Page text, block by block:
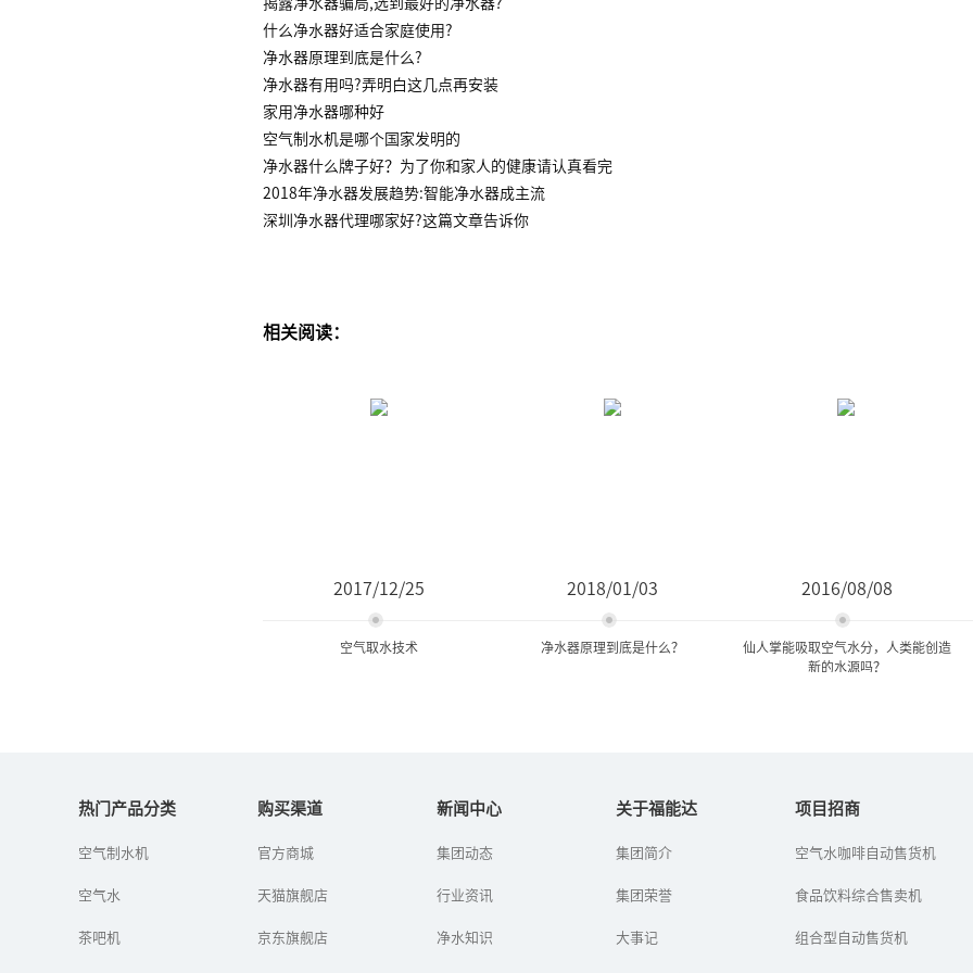
什么净水器好适合家庭使用?
净水器原理到底是什么?
净水器有用吗?弄明白这几点再安装
家用净水器哪种好
空气制水机是哪个国家发明的
净水器什么牌子好？为了你和家人的健康请认真看完
2018年净水器发展趋势:智能净水器成主流
深圳净水器代理哪家好?这篇文章告诉你
相关阅读：
2017/12/25
空气取水技术
乏国家，中国就是其中之
水难，都已经成为了普遍
题，福能...
2018/01/03
净水器原理到底是什么？
饮用水的质量开始被人们
入人们的家中。那么，净
2016/08/08
仙人掌能吸取空气水分，人类能创造
新的水源吗？
看到草帽飞跑，人们想到
鸟展翅高飞，人们发明了
然的各种生物现象，就能
热门产品分类
空气制水机
空气水
茶吧机
购买渠道
官方商城
天猫旗舰店
京东旗舰店
新闻中心
集团动态
行业资讯
净水知识
关于福能达
集团简介
集团荣誉
大事记
项目招商
空气水咖啡自动售货机
食品饮料综合售卖机
组合型自动售货机